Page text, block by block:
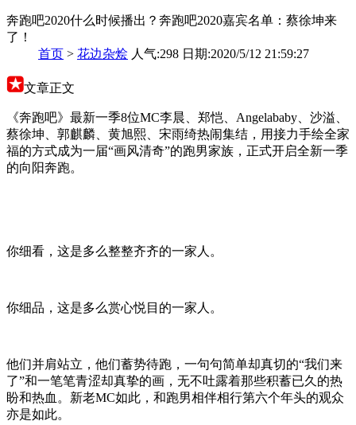
奔跑吧2020什么时候播出？奔跑吧2020嘉宾名单：蔡徐坤来
了！
首页 > 花边杂烩 人气:298 日期:2020/5/12 21:59:27
文章正文
《奔跑吧》最新一季8位MC李晨、郑恺、Angelababy、沙溢、
蔡徐坤、郭麒麟、黄旭熙、宋雨绮热闹集结，用接力手绘全家
福的方式成为一届“画风清奇”的跑男家族，正式开启全新一季
的向阳奔跑。
你细看，这是多么整整齐齐的一家人。
你细品，这是多么赏心悦目的一家人。
他们并肩站立，他们蓄势待跑，一句句简单却真切的“我们来
了”和一笔笔青涩却真挚的画，无不吐露着那些积蓄已久的热
盼和热血。新老MC如此，和跑男相伴相行第六个年头的观众
亦是如此。